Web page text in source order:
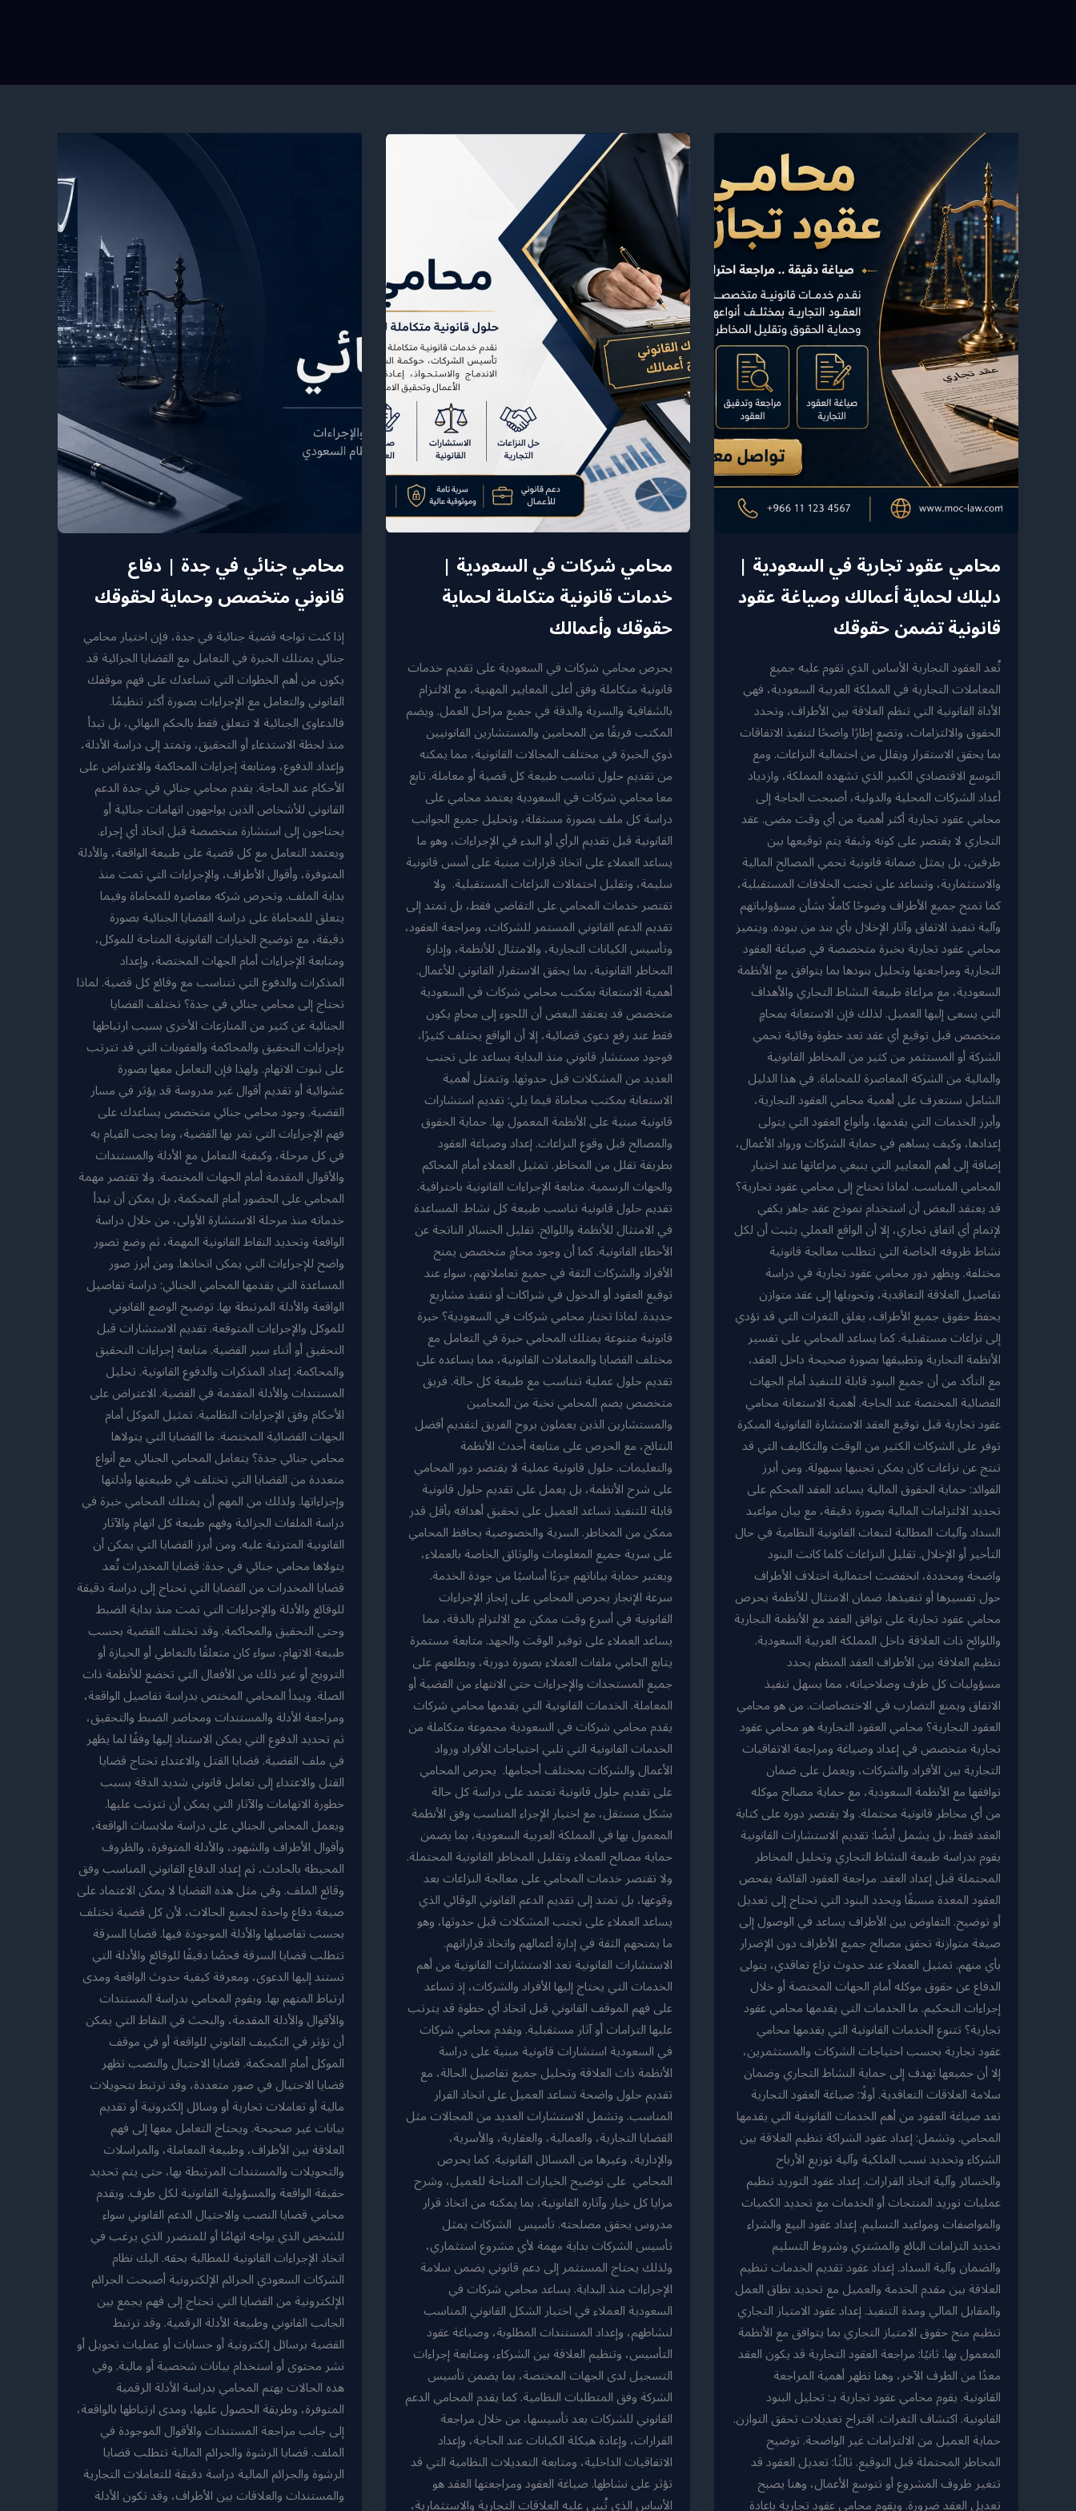
محامي عقود تجارية في السعودية |
دليلك لحماية أعمالك وصياغة عقود
قانونية تضمن حقوقك
تُعد العقود التجارية الأساس الذي تقوم عليه جميع
المعاملات التجارية في المملكة العربية السعودية، فهي
الأداة القانونية التي تنظم العلاقة بين الأطراف، وتحدد
الحقوق والالتزامات، وتضع إطارًا واضحًا لتنفيذ الاتفاقات
بما يحقق الاستقرار ويقلل من احتمالية النزاعات. ومع
التوسع الاقتصادي الكبير الذي تشهده المملكة، وازدياد
أعداد الشركات المحلية والدولية، أصبحت الحاجة إلى
محامي عقود تجارية أكثر أهمية من أي وقت مضى. عقد
التجاري لا يقتصر على كونه وثيقة يتم توقيعها بين
طرفين، بل يمثل ضمانة قانونية تحمي المصالح المالية
والاستثمارية، وتساعد على تجنب الخلافات المستقبلية،
كما تمنح جميع الأطراف وضوحًا كاملًا بشأن مسؤولياتهم
وآلية تنفيذ الاتفاق وآثار الإخلال بأي بند من بنوده. ويتميز
محامي عقود تجارية بخبرة متخصصة في صياغة العقود
التجارية ومراجعتها وتحليل بنودها بما يتوافق مع الأنظمة
السعودية، مع مراعاة طبيعة النشاط التجاري والأهداف
التي يسعى إليها العميل. لذلك فإن الاستعانة بمحامٍ
متخصص قبل توقيع أي عقد تعد خطوة وقائية تحمي
الشركة أو المستثمر من كثير من المخاطر القانونية
والمالية من الشركة المعاصرة للمحاماة. في هذا الدليل
الشامل سنتعرف على أهمية محامي العقود التجارية،
وأبرز الخدمات التي يقدمها، وأنواع العقود التي يتولى
إعدادها، وكيف يساهم في حماية الشركات ورواد الأعمال،
إضافة إلى أهم المعايير التي ينبغي مراعاتها عند اختيار
المحامي المناسب. لماذا تحتاج إلى محامي عقود تجارية؟
قد يعتقد البعض أن استخدام نموذج عقد جاهز يكفي
لإتمام أي اتفاق تجاري، إلا أن الواقع العملي يثبت أن لكل
نشاط ظروفه الخاصة التي تتطلب معالجة قانونية
مختلفة. ويظهر دور محامي عقود تجارية في دراسة
تفاصيل العلاقة التعاقدية، وتحويلها إلى عقد متوازن
يحفظ حقوق جميع الأطراف، يغلق الثغرات التي قد تؤدي
إلى نزاعات مستقبلية. كما يساعد المحامي على تفسير
الأنظمة التجارية وتطبيقها بصورة صحيحة داخل العقد،
مع التأكد من أن جميع البنود قابلة للتنفيذ أمام الجهات
القضائية المختصة عند الحاجة. أهمية الاستعانة محامي
عقود تجارية قبل توقيع العقد الاستشارة القانونية المبكرة
توفر على الشركات الكثير من الوقت والتكاليف التي قد
تنتج عن نزاعات كان يمكن تجنبها بسهولة. ومن أبرز
الفوائد: حماية الحقوق المالية يساعد العقد المحكم على
تحديد الالتزامات المالية بصورة دقيقة، مع بيان مواعيد
السداد وآليات المطالبة لتبعات القانونية النظامية في حال
التأخير أو الإخلال. تقليل النزاعات كلما كانت البنود
واضحة ومحددة، انخفضت احتمالية اختلاف الأطراف
حول تفسيرها أو تنفيذها. ضمان الامتثال للأنظمة يحرص
محامي عقود تجارية على توافق العقد مع الأنظمة التجارية
واللوائح ذات العلاقة داخل المملكة العربية السعودية.
تنظيم العلاقة بين الأطراف العقد المنظم يحدد
مسؤوليات كل طرف وصلاحياته، مما يسهل تنفيذ
الاتفاق ويمنع التضارب في الاختصاصات. من هو محامي
العقود التجارية؟ محامي العقود التجارية هو محامي عقود
تجارية متخصص في إعداد وصياغة ومراجعة الاتفاقيات
التجارية بين الأفراد والشركات، ويعمل على ضمان
توافقها مع الأنظمة السعودية، مع حماية مصالح موكله
من أي مخاطر قانونية محتملة. ولا يقتصر دوره على كتابة
العقد فقط، بل يشمل أيضًا: تقديم الاستشارات القانونية
يقوم بدراسة طبيعة النشاط التجاري وتحليل المخاطر
المحتملة قبل إعداد العقد. مراجعة العقود القائمة يفحص
العقود المعدة مسبقًا ويحدد البنود التي تحتاج إلى تعديل
أو توضيح. التفاوض بين الأطراف يساعد في الوصول إلى
صيغة متوازنة تحقق مصالح جميع الأطراف دون الإضرار
بأي منهم. تمثيل العملاء عند حدوث نزاع تعاقدي، يتولى
الدفاع عن حقوق موكله أمام الجهات المختصة أو خلال
إجراءات التحكيم. ما الخدمات التي يقدمها محامي عقود
تجارية؟ تتنوع الخدمات القانونية التي يقدمها محامي
عقود تجارية بحسب احتياجات الشركات والمستثمرين،
إلا أن جميعها تهدف إلى حماية النشاط التجاري وضمان
سلامة العلاقات التعاقدية. أولًا: صياغة العقود التجارية
تعد صياغة العقود من أهم الخدمات القانونية التي يقدمها
المحامي. وتشمل: إعداد عقود الشراكة تنظيم العلاقة بين
الشركاء وتحديد نسب الملكية وآلية توزيع الأرباح
والخسائر وآلية اتخاذ القرارات. إعداد عقود التوريد تنظيم
عمليات توريد المنتجات أو الخدمات مع تحديد الكميات
والمواصفات ومواعيد التسليم. إعداد عقود البيع والشراء
تحديد التزامات البائع والمشتري وشروط التسليم
والضمان وآلية السداد. إعداد عقود تقديم الخدمات تنظيم
العلاقة بين مقدم الخدمة والعميل مع تحديد نطاق العمل
والمقابل المالي ومدة التنفيذ. إعداد عقود الامتياز التجاري
تنظيم منح حقوق الامتياز التجاري بما يتوافق مع الأنظمة
المعمول بها. ثانيًا: مراجعة العقود التجارية قد يكون العقد
معدًا من الطرف الآخر، وهنا تظهر أهمية المراجعة
القانونية. يقوم محامي عقود تجارية بـ: تحليل البنود
القانونية. اكتشاف الثغرات. اقتراح تعديلات تحقق التوازن.
حماية العميل من الالتزامات غير الواضحة. توضيح
المخاطر المحتملة قبل التوقيع. ثالثًا: تعديل العقود قد
تتغير ظروف المشروع أو تتوسع الأعمال، وهنا يصبح
تعديل العقد ضرورة. ويقوم محامي عقود تجارية بإعادة
محامي
عقود
تجارية
في
السعودية
|
دليلك
لحماية
أعمالك
وصياغة
عقود
قانونية
تضمن
حقوقك
محامي شركات في السعودية |
خدمات قانونية متكاملة لحماية
حقوقك وأعمالك
يحرص محامي شركات في السعودية على تقديم خدمات
قانونية متكاملة وفق أعلى المعايير المهنية، مع الالتزام
بالشفافية والسرية والدقة في جميع مراحل العمل. ويضم
المكتب فريقًا من المحامين والمستشارين القانونيين
ذوي الخبرة في مختلف المجالات القانونية، مما يمكنه
من تقديم حلول تناسب طبيعة كل قضية أو معاملة. تابع
معا محامي شركات في السعودية يعتمد محامي على
دراسة كل ملف بصورة مستقلة، وتحليل جميع الجوانب
القانونية قبل تقديم الرأي أو البدء في الإجراءات، وهو ما
يساعد العملاء على اتخاذ قرارات مبنية على أسس قانونية
سليمة، وتقليل احتمالات النزاعات المستقبلية. ولا
تقتصر خدمات المحامي على التقاضي فقط، بل تمتد إلى
تقديم الدعم القانوني المستمر للشركات، ومراجعة العقود،
وتأسيس الكيانات التجارية، والامتثال للأنظمة، وإدارة
المخاطر القانونية، بما يحقق الاستقرار القانوني للأعمال.
أهمية الاستعانة بمكتب محامي شركات في السعودية
متخصص قد يعتقد البعض أن اللجوء إلى محامٍ يكون
فقط عند رفع دعوى قضائية، إلا أن الواقع يختلف كثيرًا،
فوجود مستشار قانوني منذ البداية يساعد على تجنب
العديد من المشكلات قبل حدوثها. وتتمثل أهمية
الاستعانة بمكتب محاماة فيما يلي: تقديم استشارات
قانونية مبنية على الأنظمة المعمول بها. حماية الحقوق
والمصالح قبل وقوع النزاعات. إعداد وصياغة العقود
بطريقة تقلل من المخاطر. تمثيل العملاء أمام المحاكم
والجهات الرسمية. متابعة الإجراءات القانونية باحترافية.
تقديم حلول قانونية تناسب طبيعة كل نشاط. المساعدة
في الامتثال للأنظمة واللوائح. تقليل الخسائر الناتجة عن
الأخطاء القانونية. كما أن وجود محامٍ متخصص يمنح
الأفراد والشركات الثقة في جميع تعاملاتهم، سواء عند
توقيع العقود أو الدخول في شراكات أو تنفيذ مشاريع
جديدة. لماذا تختار محامي شركات في السعودية؟ خبرة
قانونية متنوعة يمتلك المحامي خبرة في التعامل مع
مختلف القضايا والمعاملات القانونية، مما يساعده على
تقديم حلول عملية تتناسب مع طبيعة كل حالة. فريق
متخصص يضم المحامي نخبة من المحامين
والمستشارين الذين يعملون بروح الفريق لتقديم أفضل
النتائج، مع الحرص على متابعة أحدث الأنظمة
والتعليمات. حلول قانونية عملية لا يقتصر دور المحامي
على شرح الأنظمة، بل يعمل على تقديم حلول قانونية
قابلة للتنفيذ تساعد العميل على تحقيق أهدافه بأقل قدر
ممكن من المخاطر. السرية والخصوصية يحافظ المحامي
على سرية جميع المعلومات والوثائق الخاصة بالعملاء،
ويعتبر حماية بياناتهم جزءًا أساسيًا من جودة الخدمة.
سرعة الإنجاز يحرص المحامي على إنجاز الإجراءات
القانونية في أسرع وقت ممكن مع الالتزام بالدقة، مما
يساعد العملاء على توفير الوقت والجهد. متابعة مستمرة
يتابع الحامي ملفات العملاء بصورة دورية، ويطلعهم على
جميع المستجدات والإجراءات حتى الانتهاء من القضية أو
المعاملة. الخدمات القانونية التي يقدمها محامي شركات
يقدم محامي شركات في السعودية مجموعة متكاملة من
الخدمات القانونية التي تلبي احتياجات الأفراد ورواد
الأعمال والشركات بمختلف أحجامها. يحرص المحامي
على تقديم حلول قانونية تعتمد على دراسة كل حالة
بشكل مستقل، مع اختيار الإجراء المناسب وفق الأنظمة
المعمول بها في المملكة العربية السعودية، بما يضمن
حماية مصالح العملاء وتقليل المخاطر القانونية المحتملة.
ولا تقتصر خدمات المحامي على معالجة النزاعات بعد
وقوعها، بل تمتد إلى تقديم الدعم القانوني الوقائي الذي
يساعد العملاء على تجنب المشكلات قبل حدوثها، وهو
ما يمنحهم الثقة في إدارة أعمالهم واتخاذ قراراتهم.
الاستشارات القانونية تعد الاستشارات القانونية من أهم
الخدمات التي يحتاج إليها الأفراد والشركات، إذ تساعد
على فهم الموقف القانوني قبل اتخاذ أي خطوة قد يترتب
عليها التزامات أو آثار مستقبلية. ويقدم محامي شركات
في السعودية استشارات قانونية مبنية على دراسة
الأنظمة ذات العلاقة وتحليل جميع تفاصيل الحالة، مع
تقديم حلول واضحة تساعد العميل على اتخاذ القرار
المناسب. وتشمل الاستشارات العديد من المجالات مثل
القضايا التجارية، والعمالية، والعقارية، والأسرية،
والإدارية، وغيرها من المسائل القانونية. كما يحرص
المحامي على توضيح الخيارات المتاحة للعميل، وشرح
مزايا كل خيار وآثاره القانونية، بما يمكنه من اتخاذ قرار
مدروس يحقق مصلحته. تأسيس الشركات يمثل
تأسيس الشركات بداية مهمة لأي مشروع استثماري،
ولذلك يحتاج المستثمر إلى دعم قانوني يضمن سلامة
الإجراءات منذ البداية. يساعد محامي شركات في
السعودية العملاء في اختيار الشكل القانوني المناسب
لنشاطهم، وإعداد المستندات المطلوبة، وصياغة عقود
التأسيس، وتنظيم العلاقة بين الشركاء، ومتابعة إجراءات
التسجيل لدى الجهات المختصة، بما يضمن تأسيس
الشركة وفق المتطلبات النظامية. كما يقدم المحامي الدعم
القانوني للشركات بعد تأسيسها، من خلال مراجعة
القرارات، وإعادة هيكلة الكيانات عند الحاجة، وإعداد
الاتفاقيات الداخلية، ومتابعة التعديلات النظامية التي قد
تؤثر على نشاطها. صياغة العقود ومراجعتها العقد هو
الأساس الذي تُبنى عليه العلاقات التجارية والاستثمارية،
محامي
شركات
في
السعودية
|
خدمات
قانونية
متكاملة
لحماية
حقوقك
وأعمالك
محامي جنائي في جدة | دفاع
قانوني متخصص وحماية لحقوقك
إذا كنت تواجه قضية جنائية في جدة، فإن اختيار محامي
جنائي يمتلك الخبرة في التعامل مع القضايا الجزائية قد
يكون من أهم الخطوات التي تساعدك على فهم موقفك
القانوني والتعامل مع الإجراءات بصورة أكثر تنظيمًا.
فالدعاوى الجنائية لا تتعلق فقط بالحكم النهائي، بل تبدأ
منذ لحظة الاستدعاء أو التحقيق، وتمتد إلى دراسة الأدلة،
وإعداد الدفوع، ومتابعة إجراءات المحاكمة والاعتراض على
الأحكام عند الحاجة. يقدم محامي جنائي في جدة الدعم
القانوني للأشخاص الذين يواجهون اتهامات جنائية أو
يحتاجون إلى استشارة متخصصة قبل اتخاذ أي إجراء.
ويعتمد التعامل مع كل قضية على طبيعة الواقعة، والأدلة
المتوفرة، وأقوال الأطراف، والإجراءات التي تمت منذ
بداية الملف. وتحرص شركه معاصره للمحاماة وفيما
يتعلق للمحاماة على دراسة القضايا الجنائية بصورة
دقيقة، مع توضيح الخيارات القانونية المتاحة للموكل،
ومتابعة الإجراءات أمام الجهات المختصة، وإعداد
المذكرات والدفوع التي تتناسب مع وقائع كل قضية. لماذا
تحتاج إلى محامي جنائي في جدة؟ تختلف القضايا
الجنائية عن كثير من المنازعات الأخرى بسبب ارتباطها
بإجراءات التحقيق والمحاكمة والعقوبات التي قد تترتب
على ثبوت الاتهام. ولهذا فإن التعامل معها بصورة
عشوائية أو تقديم أقوال غير مدروسة قد يؤثر في مسار
القضية. وجود محامي جنائي متخصص يساعدك على
فهم الإجراءات التي تمر بها القضية، وما يجب القيام به
في كل مرحلة، وكيفية التعامل مع الأدلة والمستندات
والأقوال المقدمة أمام الجهات المختصة. ولا تقتصر مهمة
المحامي على الحضور أمام المحكمة، بل يمكن أن تبدأ
خدماته منذ مرحلة الاستشارة الأولى، من خلال دراسة
الواقعة وتحديد النقاط القانونية المهمة، ثم وضع تصور
واضح للإجراءات التي يمكن اتخاذها. ومن أبرز صور
المساعدة التي يقدمها المحامي الجنائي: دراسة تفاصيل
الواقعة والأدلة المرتبطة بها. توضيح الوضع القانوني
للموكل والإجراءات المتوقعة. تقديم الاستشارات قبل
التحقيق أو أثناء سير القضية. متابعة إجراءات التحقيق
والمحاكمة. إعداد المذكرات والدفوع القانونية. تحليل
المستندات والأدلة المقدمة في القضية. الاعتراض على
الأحكام وفق الإجراءات النظامية. تمثيل الموكل أمام
الجهات القضائية المختصة. ما القضايا التي يتولاها
محامي جنائي جدة؟ يتعامل المحامي الجنائي مع أنواع
متعددة من القضايا التي تختلف في طبيعتها وأدلتها
وإجراءاتها. ولذلك من المهم أن يمتلك المحامي خبرة في
دراسة الملفات الجزائية وفهم طبيعة كل اتهام والآثار
القانونية المترتبة عليه. ومن أبرز القضايا التي يمكن أن
يتولاها محامي جنائي في جدة: قضايا المخدرات تُعد
قضايا المخدرات من القضايا التي تحتاج إلى دراسة دقيقة
للوقائع والأدلة والإجراءات التي تمت منذ بداية الضبط
وحتى التحقيق والمحاكمة. وقد تختلف القضية بحسب
طبيعة الاتهام، سواء كان متعلقًا بالتعاطي أو الحيازة أو
الترويج أو غير ذلك من الأفعال التي تخضع للأنظمة ذات
الصلة. ويبدأ المحامي المختص بدراسة تفاصيل الواقعة،
ومراجعة الأدلة والمستندات ومحاضر الضبط والتحقيق،
ثم تحديد الدفوع التي يمكن الاستناد إليها وفقًا لما يظهر
في ملف القضية. قضايا القتل والاعتداء تحتاج قضايا
القتل والاعتداء إلى تعامل قانوني شديد الدقة بسبب
خطورة الاتهامات والآثار التي يمكن أن تترتب عليها.
ويعمل المحامي الجنائي على دراسة ملابسات الواقعة،
وأقوال الأطراف والشهود، والأدلة المتوفرة، والظروف
المحيطة بالحادث، ثم إعداد الدفاع القانوني المناسب وفق
وقائع الملف. وفي مثل هذه القضايا لا يمكن الاعتماد على
صيغة دفاع واحدة لجميع الحالات، لأن كل قضية تختلف
بحسب تفاصيلها والأدلة الموجودة فيها. قضايا السرقة
تتطلب قضايا السرقة فحصًا دقيقًا للوقائع والأدلة التي
تستند إليها الدعوى، ومعرفة كيفية حدوث الواقعة ومدى
ارتباط المتهم بها. ويقوم المحامي بدراسة المستندات
والأقوال والأدلة المقدمة، والبحث في النقاط التي يمكن
أن تؤثر في التكييف القانوني للواقعة أو في موقف
الموكل أمام المحكمة. قضايا الاحتيال والنصب تظهر
قضايا الاحتيال في صور متعددة، وقد ترتبط بتحويلات
مالية أو تعاملات تجارية أو وسائل إلكترونية أو تقديم
بيانات غير صحيحة. ويحتاج التعامل معها إلى فهم
العلاقة بين الأطراف، وطبيعة المعاملة، والمراسلات
والتحويلات والمستندات المرتبطة بها، حتى يتم تحديد
حقيقة الواقعة والمسؤولية القانونية لكل طرف. ويقدم
محامي قضايا النصب والاحتيال الدعم القانوني سواء
للشخص الذي يواجه اتهامًا أو للمتضرر الذي يرغب في
اتخاذ الإجراءات القانونية للمطالبة بحقه. اليك نظام
الشركات السعودي الجرائم الإلكترونية أصبحت الجرائم
الإلكترونية من القضايا التي تحتاج إلى فهم يجمع بين
الجانب القانوني وطبيعة الأدلة الرقمية. وقد ترتبط
القضية برسائل إلكترونية أو حسابات أو عمليات تحويل أو
نشر محتوى أو استخدام بيانات شخصية أو مالية. وفي
هذه الحالات يهتم المحامي بدراسة الأدلة الرقمية
المتوفرة، وطريقة الحصول عليها، ومدى ارتباطها بالواقعة،
إلى جانب مراجعة المستندات والأقوال الموجودة في
الملف. قضايا الرشوة والجرائم المالية تتطلب قضايا
الرشوة والجرائم المالية دراسة دقيقة للتعاملات التجارية
والمستندات والعلاقات بين الأطراف، وقد تكون الأدلة
لحقوقك